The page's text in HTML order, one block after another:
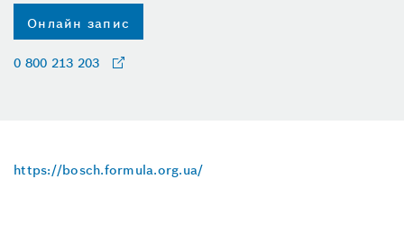
Онлайн запис
0 800 213 203
https://bosch.formula.org.ua/